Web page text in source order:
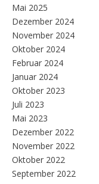
Mai 2025
Dezember 2024
November 2024
Oktober 2024
Februar 2024
Januar 2024
Oktober 2023
Juli 2023
Mai 2023
Dezember 2022
November 2022
Oktober 2022
September 2022